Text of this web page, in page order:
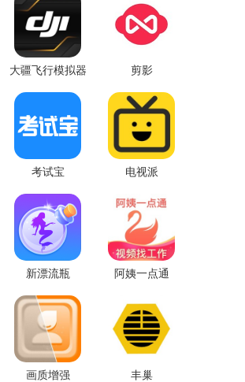
大疆飞行模拟器 剪影
考试宝 电视派
新漂流瓶 阿姨一点通
画质增强 丰巢